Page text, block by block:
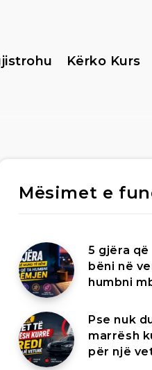
Kërko Kurs
Mësimet e
5 gjëra
bëni në
humbni
Pse nuk
marrësh
për një